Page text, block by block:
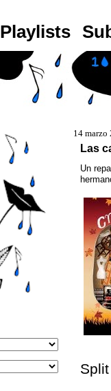
Playlists
14 marzo
Las
Un